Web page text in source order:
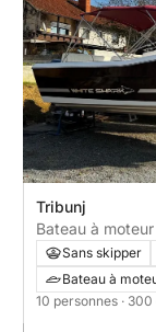
Tribunj
Bateau à
300cvSans skipper
Bateau à
10 personnes ·